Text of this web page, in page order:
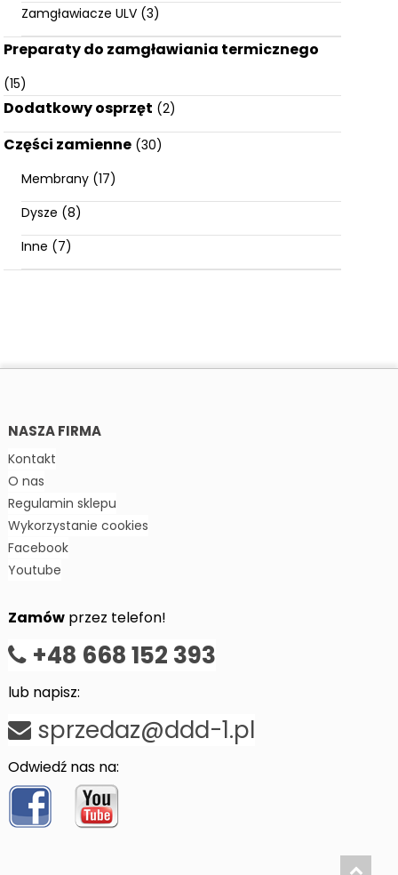
Zamgławiacze ULV (3)
Preparaty do zamgławiania termicznego
(15)
Dodatkowy osprzęt (2)
Części zamienne (30)
Membrany (17)
Dysze (8)
Inne (7)
NASZA FIRMA
Kontakt
O nas
Regulamin sklepu
Wykorzystanie cookies
Facebook
Youtube
Zamów przez telefon!
+48 668 152 393
lub napisz:
sprzedaz@ddd-1.pl
Odwiedź nas na: